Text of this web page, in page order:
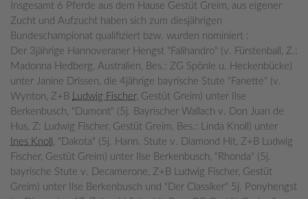
Insgesamt 6 Pferde aus dem Hause Gestüt Greim, aus eigener
Zucht und Aufzucht haben sich zum diesjährigen
Bundeschampionat qualifiziert bzw. wurden nominiert :
Der 3jährige Hannoveraner Hengst "Falihandro" (v. Fürstenball, Z.:
Madonna Hedberg, Australien, Bes.: ZG Spönle u. Heckenbücke)
unter Janine Drissen, die 4jährige bayrische Stute "Fanette" (v.
Wynton, Z+B Ludwig Fischer, Gestüt Greim) unter Ilse
Berkenbusch, "Dumont" (5j. Bayrischer Wal lach v. Don Juan de
Hus, Z: Ludwig Fischer, Gestüt Greim, Bes.: Linda Knoll) unter
Ines Knoll , "Dakota" (5j. Hann. Stute v. Diamond Hit, Z+B Ludwig
Fischer, Gestüt Greim) unter Ilse Berkenbusch, "Rhonda" (5j.
bayrische Stute v. Decamerone, Z+B Ludwig Fischer, Gestüt
Greim) unter Ilse Berkenbusch und "Der Classiker" 5j. Ponyhengst